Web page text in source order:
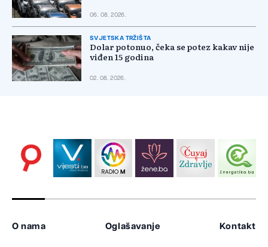
06. 08. 2026.
SVJETSKA TRŽIŠTA
Dolar potonuo, čeka se potez kakav nije
viđen 15 godina
02. 08. 2026.
O nama Oglašavanje Kontakt